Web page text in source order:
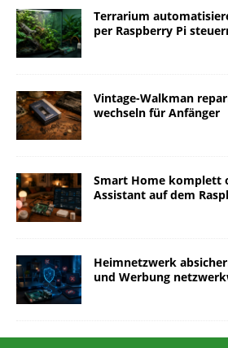
Terrarium
per Raspberry Pi
Vintage-Walkman
wechseln für Anfänger
Smart Home komplett
Assistant auf dem
Heimnetzwerk
und Werbung